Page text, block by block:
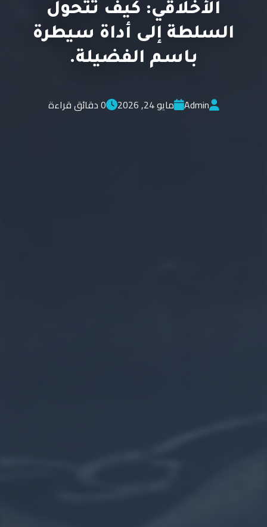
الأخلاقي: كيف تتحول
السلطة إلى أداة سيطرة
باسم الفضيلة.
Admin مايو 24, 2026 0 دقائق قراءة